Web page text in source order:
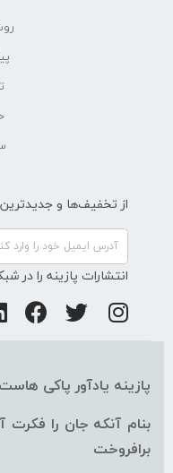
از تخفیف‌ها و
انتشارات پازینه را در
پازینه یادآور پاکی هاست
بنام آنکه جان را
برافروخت